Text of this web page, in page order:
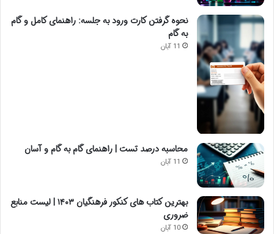
نحوه گرفتن کارت ورود به جلسه: راهنمای کامل و گام
به گام
11 آبان
محاسبه درصد تست | راهنمای گام به گام و آسان
11 آبان
بهترین کتاب های کنکور فرهنگیان ۱۴۰۳ | لیست منابع
ضروری
10 آبان